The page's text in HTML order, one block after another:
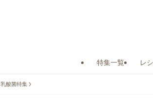
特集一覧 レ
乳酸菌特集